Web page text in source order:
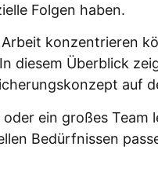
Fol­gen haben.
kon­zen­trie­ren
die­sem Über­blick
auf
ein gro­ßes
Bedürf­nis­sen